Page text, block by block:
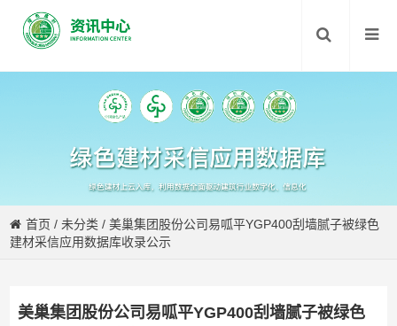
首页 /未分类 /美巢集团股份公司易呱平YGP400刮墙腻子被绿色
建材采信应用数据库收录公示
美巢集团股份公司易呱平YGP400刮墙腻子被绿色